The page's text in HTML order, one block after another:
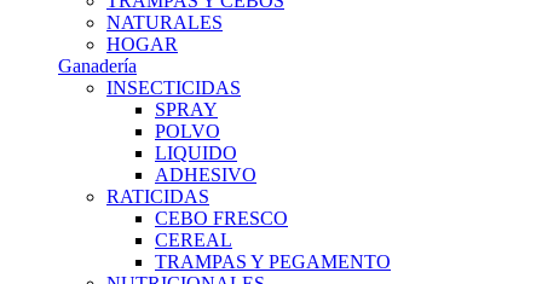
NATURALES
HOGAR
Ganadería
INSECTICIDAS
SPRAY
POLVO
LIQUIDO
ADHESIVO
RATICIDAS
CEBO FRESCO
CEREAL
TRAMPAS Y PEGAMENTO